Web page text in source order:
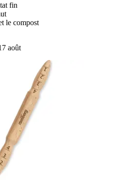
fin
le compost
août